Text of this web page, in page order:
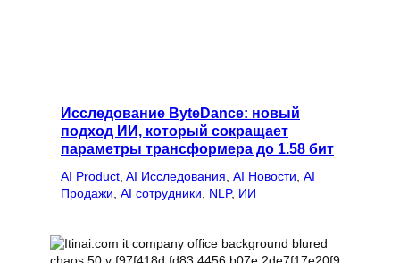
Исследование ByteDance: новый
подход ИИ, который сокращает
параметры трансформера до 1.58 бит
AI Product AI Исследования AI Новости AI
Продажи AI сотрудники NLP, ИИ